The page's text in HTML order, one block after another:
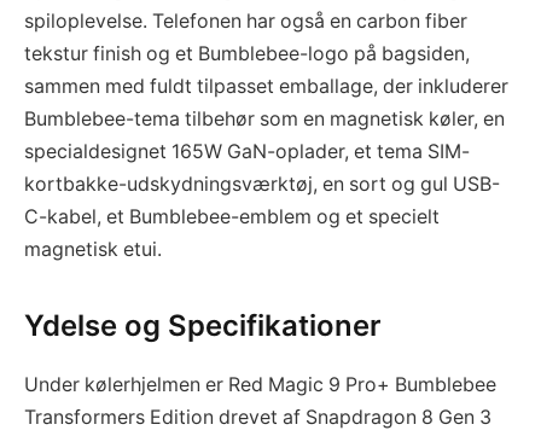
spiloplevelse. Telefonen har også en carbon fiber
tekstur finish og et Bumblebee-logo på bagsiden,
sammen med fuldt tilpasset emballage, der inkluderer
Bumblebee-tema tilbehør som en magnetisk køler, en
specialdesignet 165W GaN-oplader, et tema SIM-
kortbakke-udskydningsværktøj, en sort og gul USB-
C-kabel, et Bumblebee-emblem og et specielt
magnetisk etui.
Ydelse og Specifikationer
Under kølerhjelmen er Red Magic 9 Pro+ Bumblebee
Transformers Edition drevet af Snapdragon 8 Gen 3